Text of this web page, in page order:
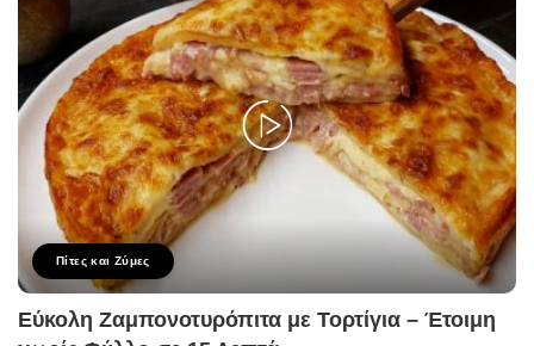
Πίτες και Ζύμες
Εύκολη Ζαμπονοτυρόπιτα με Τορτίγια – Έτοιμη